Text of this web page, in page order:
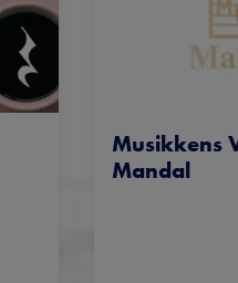
Musikkens
Mandal